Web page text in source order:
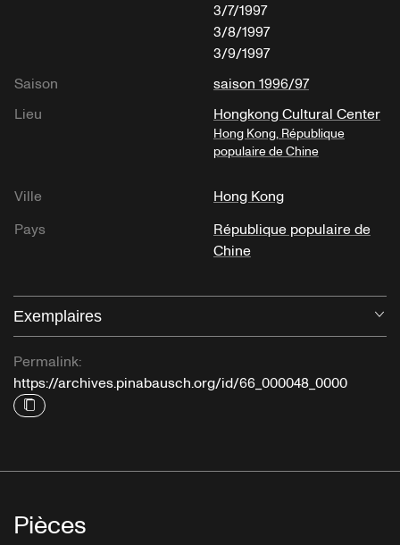
3/7/1997
3/8/1997
3/9/1997
Saison
saison 1996/97
Lieu
Hongkong Cultural Center
Hong Kong, République
populaire de Chine
Ville
Hong Kong
Pays
République populaire de
Chine
Exemplaires
Permalink:
https://archives.pinabausch.org/id/66_000048_0000
Pièces